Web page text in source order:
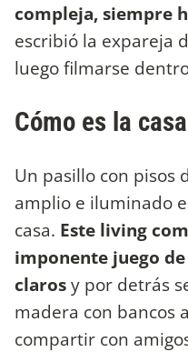
compleja, siempre
escribió la expareja
luego filmarse
Cómo es la
Un pasillo con pisos
amplio e iluminado
casa. Este living
imponente juego
clarosy por detrás
madera con bancos
compartir con